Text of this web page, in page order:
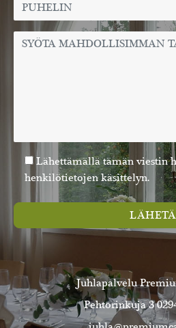
YHTEYSTIEDOT
Lähettämällä tämän viestin
henkilötietojen käsittelyn.
LÄHETÄ
Juhlapalvelu
Pehtorinkuja 3